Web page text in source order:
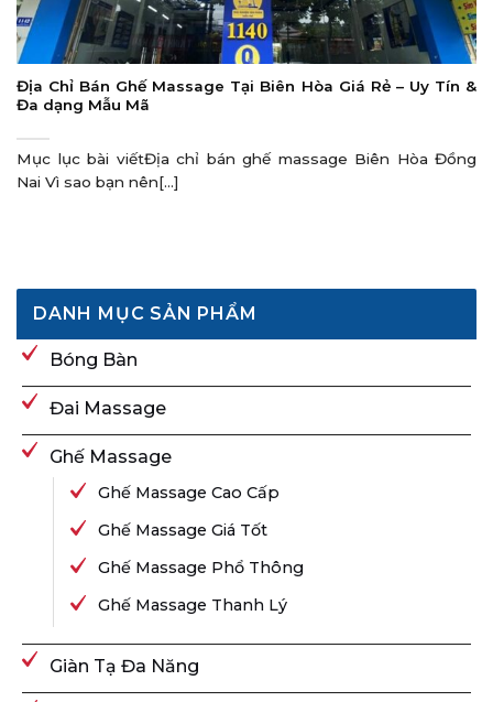
Địa Chỉ Bán Ghế Massage Tại Biên Hòa Giá Rẻ – Uy Tín &
Đa dạng Mẫu Mã
Mục lục bài viếtĐịa chỉ bán ghế massage Biên Hòa Đồng
Nai Vì sao bạn nên[...]
DANH MỤC SẢN PHẨM
Bóng Bàn
Đai Massage
Ghế Massage
Ghế Massage Cao Cấp
Ghế Massage Giá Tốt
Ghế Massage Phổ Thông
Ghế Massage Thanh Lý
Giàn Tạ Đa Năng